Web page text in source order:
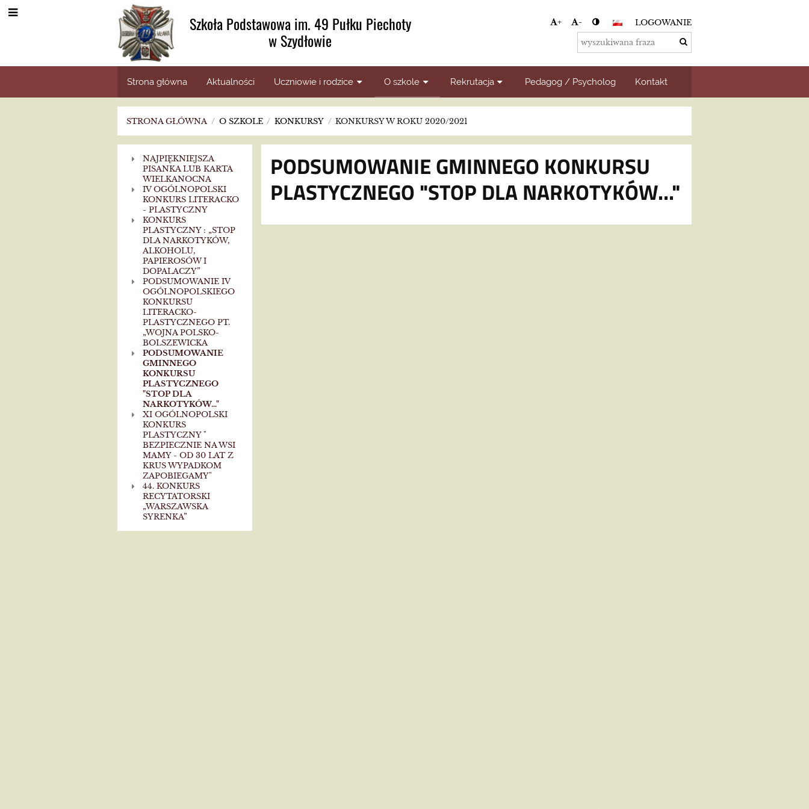
Szkoła Podstawowa im. 49 Pułku Piechoty
w Szydłowie
+ - LOGOWANIE
Strona główna Aktualności Uczniowie i rodzice O szkole Rekrutacja Pedagog / Psycholog Kontakt
STRONA GŁÓWNA / O SZKOLE / KONKURSY / KONKURSY W ROKU 2020/2021
Konkursy
w
roku
2020/2021
NAJPIĘKNIEJSZA
PISANKA LUB KARTA
WIELKANOCNA
IV OGÓLNOPOLSKI
KONKURS LITERACKO
- PLASTYCZNY
KONKURS
PLASTYCZNY : „STOP
DLA NARKOTYKÓW,
ALKOHOLU,
PAPIEROSÓW I
DOPALACZY”
PODSUMOWANIE IV
OGÓLNOPOLSKIEGO
KONKURSU
LITERACKO-
PLASTYCZNEGO PT.
„WOJNA POLSKO-
BOLSZEWICKA
PODSUMOWANIE
GMINNEGO
KONKURSU
PLASTYCZNEGO
"STOP DLA
NARKOTYKÓW..."
XI OGÓLNOPOLSKI
KONKURS
PLASTYCZNY "
BEZPIECZNIE NA WSI
MAMY - OD 30 LAT Z
KRUS WYPADKOM
ZAPOBIEGAMY"
44. KONKURS
RECYTATORSKI
„WARSZAWSKA
SYRENKA”
PODSUMOWANIE GMINNEGO KONKURSU
PLASTYCZNEGO "STOP DLA NARKOTYKÓW..."